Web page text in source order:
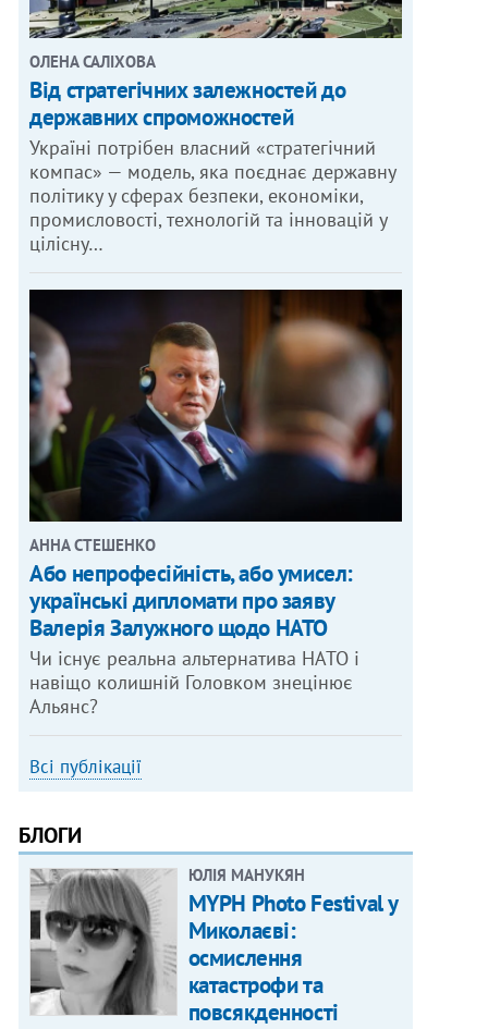
ОЛЕНА САЛІХОВА
Від стратегічних залежностей до
державних спроможностей
Україні потрібен власний «стратегічний
компас» — модель, яка поєднає державну
політику у сферах безпеки, економіки,
промисловості, технологій та інновацій у
цілісну…
АННА СТЕШЕНКО
Або непрофесійність, або умисел:
українські дипломати про заяву
Валерія Залужного щодо НАТО
Чи існує реальна альтернатива НАТО і
навіщо колишній Головком знецінює
Альянс?
Всі публікації
БЛОГИ
ЮЛІЯ МАНУКЯН
MYPH Photo Festival у
Миколаєві:
осмислення
катастрофи та
повсякденності